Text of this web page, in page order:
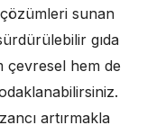
sunan
gıda
çevresel hem de
artırmakla